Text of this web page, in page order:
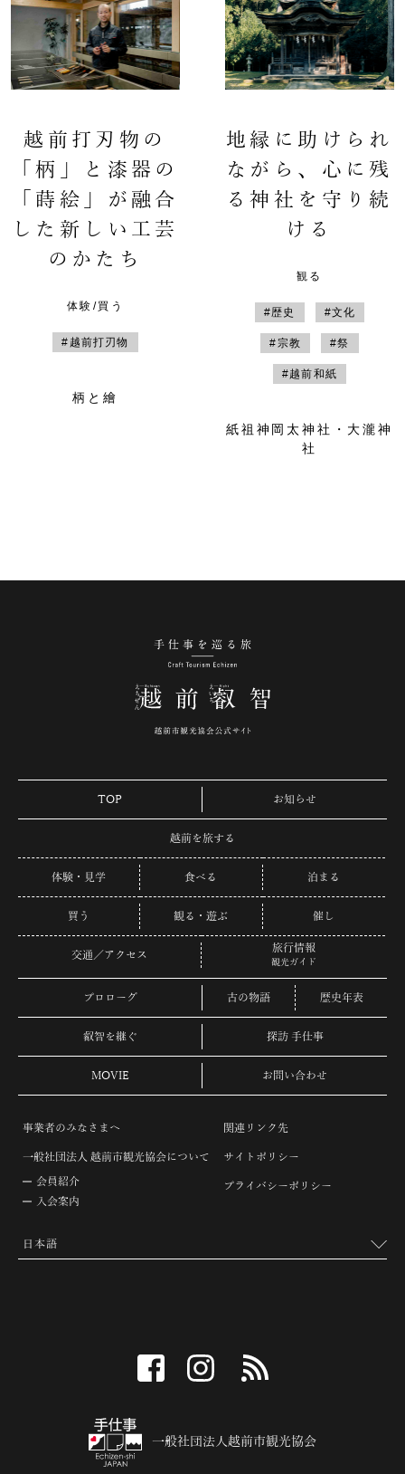
越前打刃物の
「柄」と漆器の
「蒔絵」が融合
した新しい工芸
のかたち
体験/買う
#越前打刃物
柄と繪
地縁に助けられ
ながら、心に残
る神社を守り続
ける
観る
#歴史 #文化
#宗教 #祭
#越前和紙
紙祖神岡太神社・大瀧神
社
TOP お知らせ
越前を旅する
体験・見学 食べる 泊まる
買う 観る・遊ぶ 催し
交通／アクセス
旅行情報
観光ガイド
プロローグ 古の物語 歴史年表
叡智を継ぐ 探訪 手仕事
MOVIE お問い合わせ
事業者のみなさまへ
一般社団法人 越前市観光協会について
会員紹介
入会案内
関連リンク先
サイトポリシー
プライバシーポリシー
facebook instagram
一般社団法人越前市観光協会